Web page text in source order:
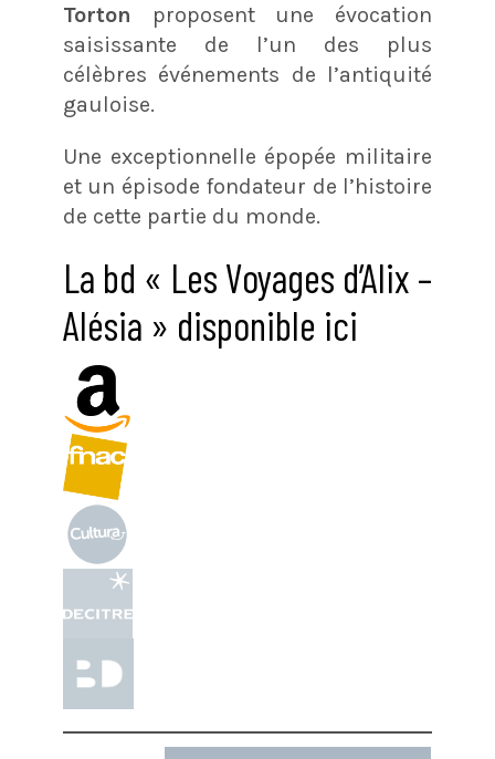
Torton
proposent une évocation
saisissante de l’un des plus
célèbres événements de l’antiquité
gauloise.
Une exceptionnelle épopée militaire
et un épisode fondateur de l’histoire
de cette partie du monde.
La bd « Les Voyages d’Alix –
Alésia » disponible ici